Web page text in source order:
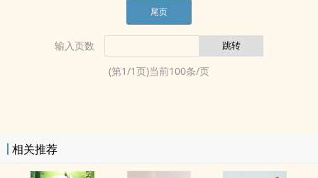
尾页
输入页数
(第1/1页)当前100条/页
相关推荐